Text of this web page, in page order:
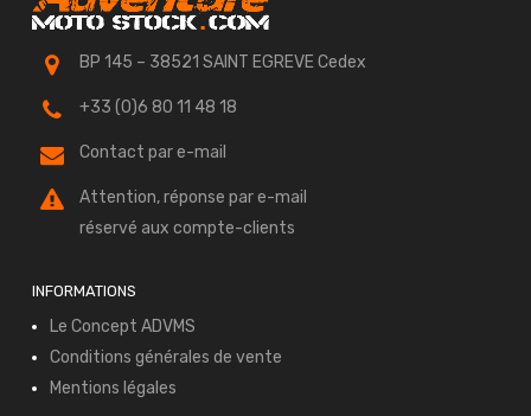
la
BP 145 – 38521 SAINT EGREVE Cedex
+33 (0)6 80 11 48 18
Contact par e-mail
Attention, réponse par e-mail
réservé aux compte-clients
INFORMATIONS
Le Concept ADVMS
Conditions générales de vente
Mentions légales